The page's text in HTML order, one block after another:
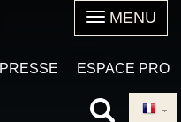
PRESSE ESPACE PRO